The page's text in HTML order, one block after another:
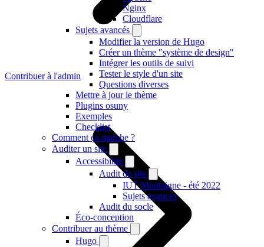
Nginx
Cloudflare
Sujets avancés
Modifier la version de Hugo
Créer un thème "système de design"
Intégrer les outils de suivi
Tester le style d'un site
Questions diverses
Mettre à jour le thème
Plugins osuny
Exemples
Checklist
Comment ça marche ?
Auditer un site
Accessibilité
Audit de site
IUT Montaigne - été 2022
Sujets avancés
Audit du socle
Éco-conception
Contribuer au thème
Hugo
Contribuer à l'admin